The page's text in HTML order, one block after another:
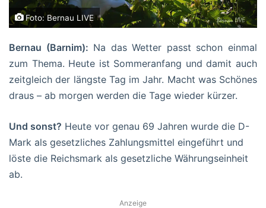
Foto: Bernau LIVE
Bernau (Barnim): Na das Wetter passt schon einmal
zum Thema. Heute ist Sommeranfang und damit auch
zeitgleich der längste Tag im Jahr. Macht was Schönes
draus – ab morgen werden die Tage wieder kürzer.
Und sonst? Heute vor genau 69 Jahren wurde die D-
Mark als gesetzliches Zahlungsmittel eingeführt und
löste die Reichsmark als gesetzliche Währungseinheit
ab.
Anzeige